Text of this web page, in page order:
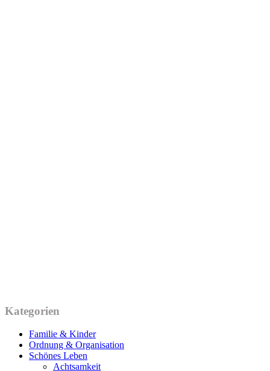
Kategorien
Familie & Kinder
Ordnung & Organisation
Schönes Leben
Achtsamkeit